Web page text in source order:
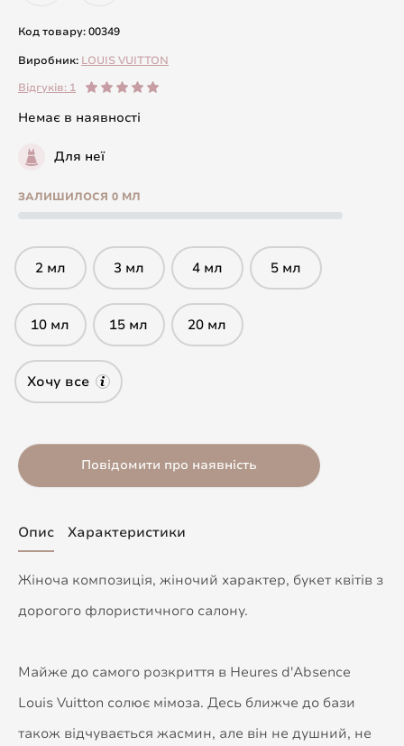
Код товару: 00349
Виробник: LOUIS VUITTON
Відгуків: 1
Немає в наявності
Для неї
ЗАЛИШИЛОСЯ 0 МЛ
2 мл 3 мл 4 мл 5 мл
10 мл 15 мл 20 мл
Хочу все
Повідомити про наявність
Опис Характеристики
Жіноча композиція, жіночий характер, букет квітів з
дорогого флористичного салону.
Майже до самого розкриття в Heures d'Absence
Louis Vuitton солює мімоза. Десь ближче до бази
також відчувається жасмин, але він не душний, не